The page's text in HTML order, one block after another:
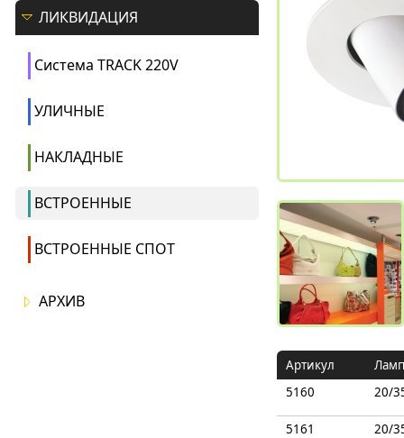
ЛИКВИДАЦИЯ
Система TRACK 220V
УЛИЧНЫЕ
НАКЛАДНЫЕ
ВСТРОЕННЫЕ
ВСТРОЕННЫЕ СПОТ
АРХИВ
Артикул
5160
20/
5161 20/